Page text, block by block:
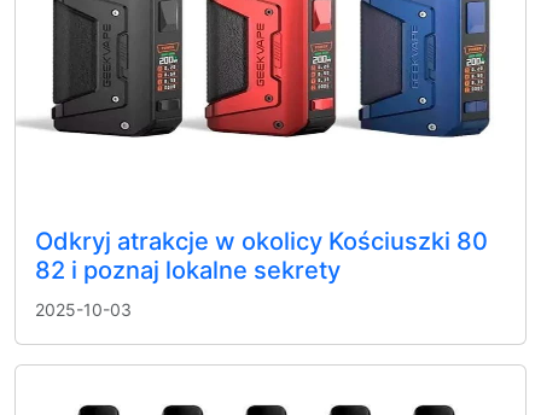
Odkryj atrakcje w okolicy Kościuszki 80
82 i poznaj lokalne sekrety
2025-10-03